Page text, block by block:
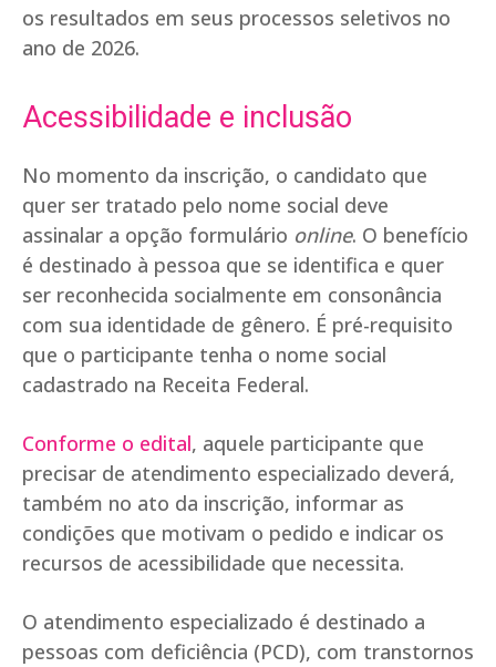
os resultados em seus processos seletivos no
ano de 2026.
Acessibilidade e inclusão
No momento da inscrição, o candidato que
quer ser tratado pelo nome social deve
assinalar a opção formulário online. O benefício
é destinado à pessoa que se identifica e quer
ser reconhecida socialmente em consonância
com sua identidade de gênero. É pré-requisito
que o participante tenha o nome social
cadastrado na Receita Federal.
Conforme o edital, aquele participante que
precisar de atendimento especializado deverá,
também no ato da inscrição, informar as
condições que motivam o pedido e indicar os
recursos de acessibilidade que necessita.
O atendimento especializado é destinado a
pessoas com deficiência (PCD), com transtornos